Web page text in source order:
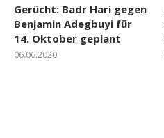
Gerücht: Badr Hari gegen
Benjamin Adegbuyi für
14. Oktober geplant
06.06.2020